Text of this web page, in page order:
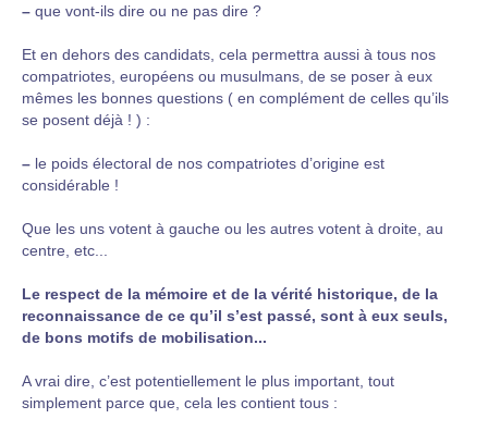
– que vont-ils dire ou ne pas dire ?
Et en dehors des candidats, cela permettra aussi à tous nos
compatriotes, européens ou musulmans, de se poser à eux
mêmes les bonnes questions ( en complément de celles qu’ils
se posent déjà ! ) :
– le poids électoral de nos compatriotes d’origine est
considérable !
Que les uns votent à gauche ou les autres votent à droite, au
centre, etc...
Le respect de la mémoire et de la vérité historique, de la
reconnaissance de ce qu’il s’est passé, sont à eux seuls,
de bons motifs de mobilisation...
A vrai dire, c’est potentiellement le plus important, tout
simplement parce que, cela les contient tous :